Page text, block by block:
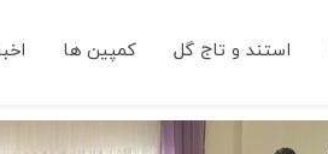
استند و تاج گل کمپین ها